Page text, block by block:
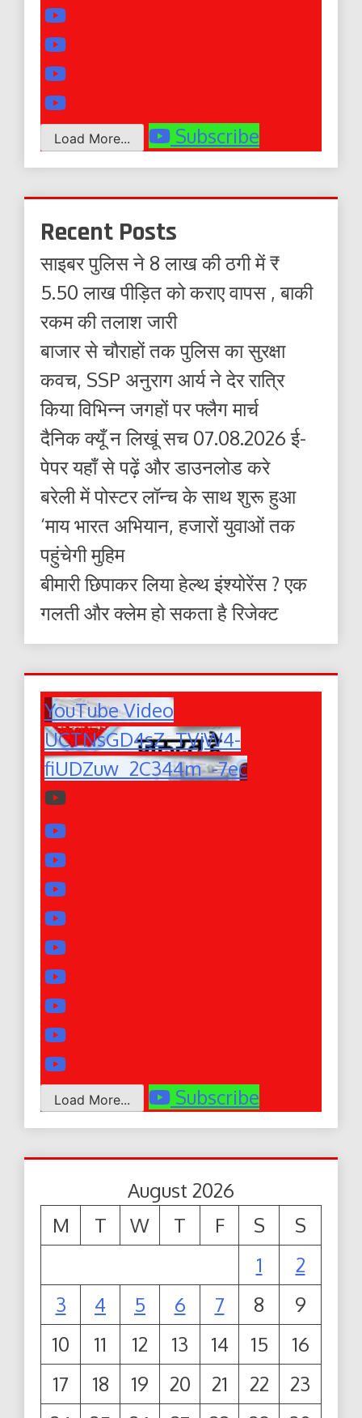
Load More... Subscribe
Recent Posts
साइबर पुलिस ने 8 लाख की ठगी में ₹
5.50 लाख पीड़ित को कराए वापस , बाकी
रकम की तलाश जारी
बाजार से चौराहों तक पुलिस का सुरक्षा
कवच, SSP अनुराग आर्य ने देर रात्रि
किया विभिन्न जगहों पर फ्लैग मार्च
दैनिक क्यूँ न लिखूं सच 07.08.2026 ई-
पेपर यहाँ से पढ़ें और डाउनलोड करे
बरेली में पोस्टर लॉन्च के साथ शुरू हुआ
‘माय भारत अभियान, हजारों युवाओं तक
पहुंचेगी मुहिम
बीमारी छिपाकर लिया हेल्थ इंश्योरेंस ? एक
गलती और क्लेम हो सकता है रिजेक्ट
YouTube Video
UCTNsGD4sZ_TVjW4-
fiUDZuw_2C344m_-7ec
Load More... Subscribe
August 2026
M
T W T F S
S
1
2
3
4 5 6 7 8
9
10
11 12 13 14 15
16
17
18 19 20 21 22
23